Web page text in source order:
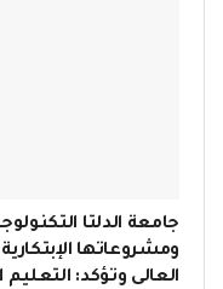
جامعة الدلتا
ومشروعاتها
العالى وتؤكد: التعليم